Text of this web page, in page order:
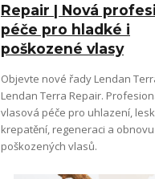
Repair | Nová
péče pro hladké i
poškozené vlasy
Objevte nové řady Lendan
Lendan Terra Repair.
vlasová péče pro uhlazení,
krepatění, regeneraci a obnovu
poškozených vlasů.